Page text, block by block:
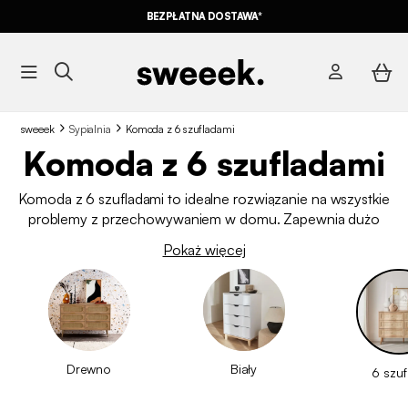
BEZPŁATNA DOSTAWA*
sweeek Sypialnia Komoda z 6 szufladami
Komoda z 6 szufladami
Komoda z 6 szufladami to idealne rozwiązanie na wszystkie
problemy z przechowywaniem w domu. Zapewnia dużo
uporządkować. Sprawdzi się w sypialni, przedpokoju czy
biurze, szybko stając się niezbędnym elementem wnętrza.
Dostępna wstylu skandynawskiminowoczesnym
, w kilku
wariantach, aby łatwo dopasować ją do każdego
pomieszczenia.
Pokaż więcej
Drewno Biały 6